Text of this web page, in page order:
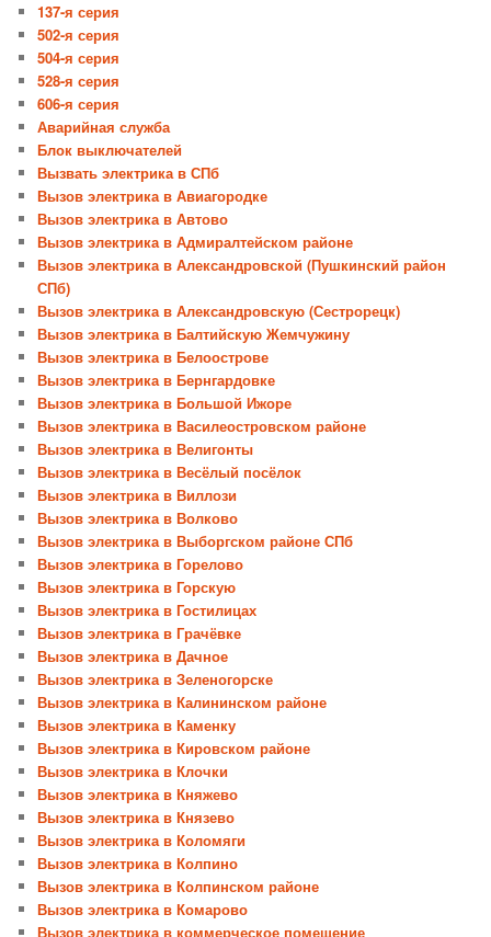
137-я серия
502-я серия
504-я серия
528-я серия
606-я серия
Аварийная служба
Блок выключателей
Вызвать электрика в СПб
Вызов электрика в Авиагородке
Вызов электрика в Автово
Вызов электрика в Адмиралтейском районе
Вызов электрика в Александровской (Пушкинский район
СПб)
Вызов электрика в Александровскую (Сестрорецк)
Вызов электрика в Балтийскую Жемчужину
Вызов электрика в Белоострове
Вызов электрика в Бернгардовке
Вызов электрика в Большой Ижоре
Вызов электрика в Василеостровском районе
Вызов электрика в Велигонты
Вызов электрика в Весёлый посёлок
Вызов электрика в Виллози
Вызов электрика в Волково
Вызов электрика в Выборгском районе СПб
Вызов электрика в Горелово
Вызов электрика в Горскую
Вызов электрика в Гостилицах
Вызов электрика в Грачёвке
Вызов электрика в Дачное
Вызов электрика в Зеленогорске
Вызов электрика в Калининском районе
Вызов электрика в Каменку
Вызов электрика в Кировском районе
Вызов электрика в Клочки
Вызов электрика в Княжево
Вызов электрика в Князево
Вызов электрика в Коломяги
Вызов электрика в Колпино
Вызов электрика в Колпинском районе
Вызов электрика в Комарово
Вызов электрика в коммерческое помещение